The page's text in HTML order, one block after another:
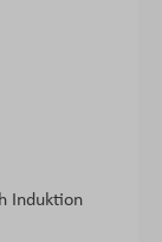
Induktion